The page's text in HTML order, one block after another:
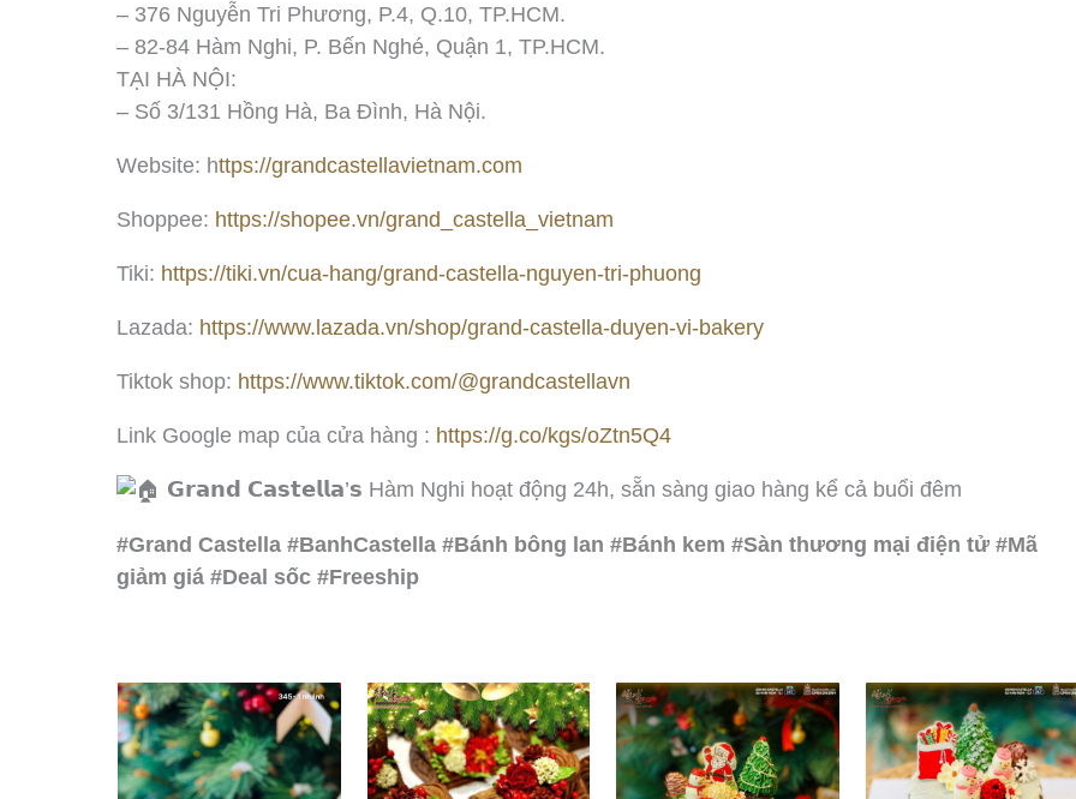
– 376 Nguyễn Tri Phương, P.4, Q.10, TP.HCM.
– 82-84 Hàm Nghi, P. Bến Nghé, Quận 1, TP.HCM.
TẠI HÀ NỘI:
– Số 3/131 Hồng Hà, Ba Đình, Hà Nội.
Website: https://grandcastellavietnam.com
Shoppee: https://shopee.vn/grand_castella_vietnam
Tiki: https://tiki.vn/cua-hang/grand-castella-nguyen-tri-phuong
Lazada: https://www.lazada.vn/shop/grand-castella-duyen-vi-bakery
Tiktok shop: https://www.tiktok.com/@grandcastellavn
Link Google map của cửa hàng : https://g.co/kgs/oZtn5Q4
𝗚𝗿𝗮𝗻𝗱 𝗖𝗮𝘀𝘁𝗲𝗹𝗹𝗮’𝘀 Hàm Nghi hoạt động 24h, sẵn sàng giao hàng kể cả buổi đêm
#Grand Castella #BanhCastella #Bánh bông lan #Bánh kem #Sàn thương mại điện tử #Mã
giảm giá #Deal sốc #Freeship